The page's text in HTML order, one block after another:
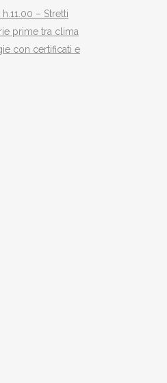
– Stretti
prime tra clima
con certificati e